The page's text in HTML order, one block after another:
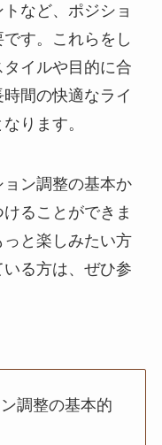
など、ポジショ
す。これらをし
イルや目的に合
間の快適なライ
ります。
ン調整の基本か
ることができま
と楽しみたい方
る方は、ぜひ参
調整の基本的